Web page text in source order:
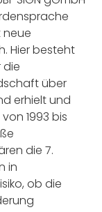
neue
Hier besteht
die
über
erhielt und
1993 bis
die 7.
in
ob die